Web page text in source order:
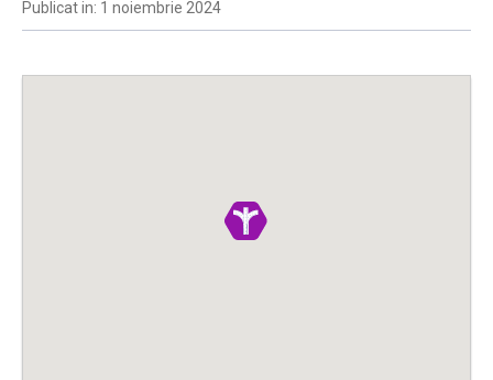
Publicat in: 1 noiembrie 2024